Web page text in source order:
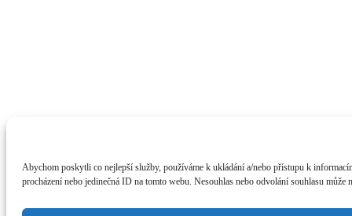
Abychom poskytli co nejlepší služby, používáme k ukládání a/nebo přístupu k
procházení nebo jedinečná ID na tomto webu. Nesouhlas nebo odvolání souhlasu